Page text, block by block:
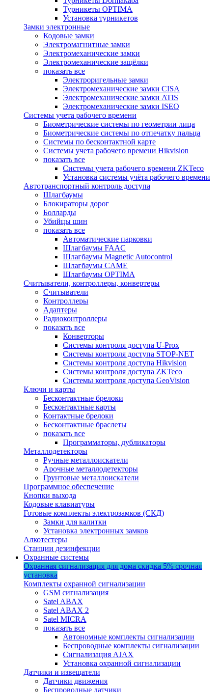
Турникеты OPTIMA
Установка турникетов
Замки электронные
Кодовые замки
Электромагнитные замки
Электромеханические замки
Электромеханические защёлки
показать все
Электроригельные замки
Электромеханические замки CISA
Электромеханические замки ATIS
Электромеханические замки ISEO
Системы учета рабочего времени
Биометрические системы по геометрии лица
Биометрические системы по отпечатку пальца
Системы по бесконтактной карте
Системы учета рабочего времени Hikvision
показать все
Системы учета рабочего времени ZKTeco
Установка системы учёта рабочего времени
Автотранспортный контроль доступа
Шлагбаумы
Блокираторы дорог
Болларды
Убийцы шин
показать все
Автоматические парковки
Шлагбаумы FAAC
Шлагбаумы Magnetic Autocontrol
Шлагбаумы CAME
Шлагбаумы OPTIMA
Считыватели, контроллеры, конвертеры
Считыватели
Контроллеры
Адаптеры
Радиоконтроллеры
показать все
Конверторы
Системы контроля доступа U-Prox
Системы контроля доступа STOP-NET
Системы контроля доступа Hikvision
Системы контроля доступа ZKTeco
Системы контроля доступа GeoVision
Ключи и карты
Бесконтактные брелоки
Бесконтактные карты
Контактные брелоки
Бесконтактные браслеты
показать все
Программаторы, дубликаторы
Металлодетекторы
Ручные металлоискатели
Арочные металлодетекторы
Грунтовые металлоискатели
Программное обеспечение
Кнопки выхода
Кодовые клавиатуры
Готовые комплекты электрозамков (СКД)
Замки для калитки
Установка электронных замков
Алкотестеры
Станции дезинфекции
Охранные системы
Охранная сигнализация для дома скидка 5% срочная
установка
Комплекты охранной сигнализации
GSM сигнализация
Satel ABAX
Satel ABAX 2
Satel MICRA
показать все
Автономные комплекты сигнализации
Беспроводные комплекты сигнализации
Сигнализация AJAX
Установка охранной сигнализации
Датчики и извещатели
Датчики движения
Беспроводные датчики